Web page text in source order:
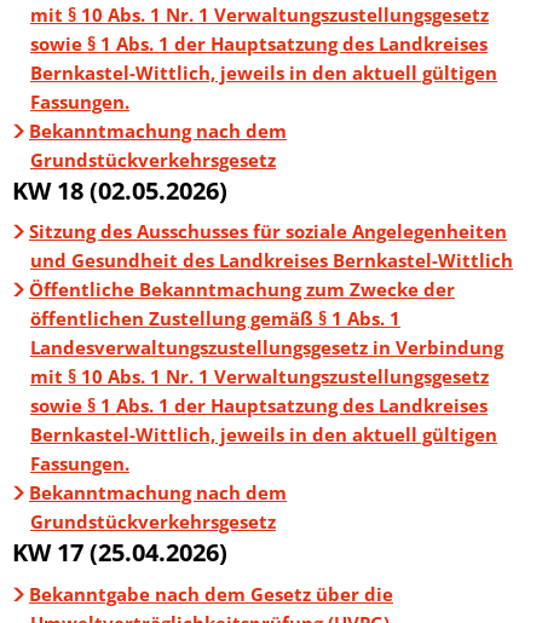
mit § 10 Abs. 1 Nr. 1 Verwaltungszustellungsgesetz
sowie § 1 Abs. 1 der Hauptsatzung des Landkreises
Bernkastel-Wittlich, jeweils in den aktuell gültigen
Fassungen.
Bekanntmachung nach dem
Grundstückverkehrsgesetz
KW 18 (02.05.2026)
Sitzung des Ausschusses für soziale Angelegenheiten
und Gesundheit des Landkreises Bernkastel-Wittlich
Öffentliche Bekanntmachung zum Zwecke der
öffentlichen Zustellung gemäß § 1 Abs. 1
Landesverwaltungszustellungsgesetz in Verbindung
mit § 10 Abs. 1 Nr. 1 Verwaltungszustellungsgesetz
sowie § 1 Abs. 1 der Hauptsatzung des Landkreises
Bernkastel-Wittlich, jeweils in den aktuell gültigen
Fassungen.
Bekanntmachung nach dem
Grundstückverkehrsgesetz
KW 17 (25.04.2026)
Bekanntgabe nach dem Gesetz über die